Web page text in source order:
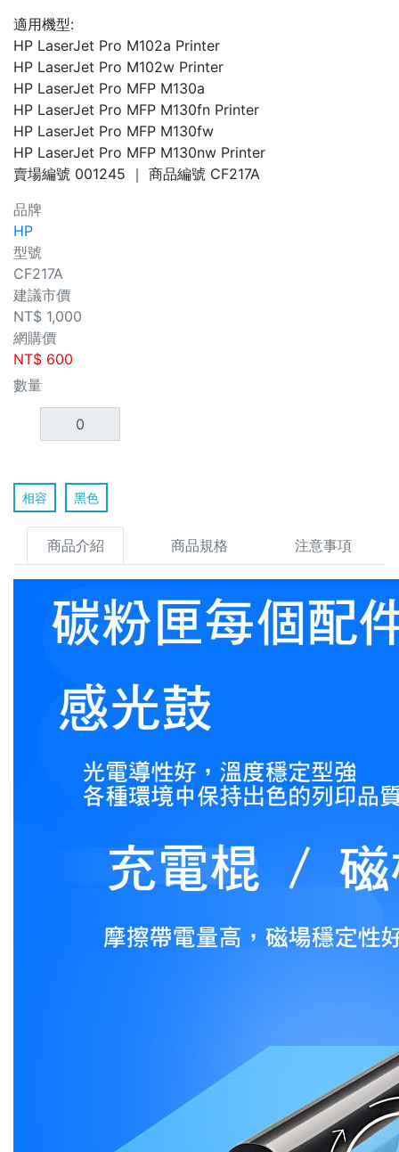
適用機型:
HP LaserJet Pro M102a Printer
HP LaserJet Pro M102w Printer
HP LaserJet Pro MFP M130a
HP LaserJet Pro MFP M130fn Printer
HP LaserJet Pro MFP M130fw
HP LaserJet Pro MFP M130nw Printer
賣場編號 001245 ｜ 商品編號 CF217A
品牌
HP
型號
CF217A
建議市價
NT$ 1,000
網購價
NT$ 600
數量
相容 黑色
商品介紹 商品規格 注意事項